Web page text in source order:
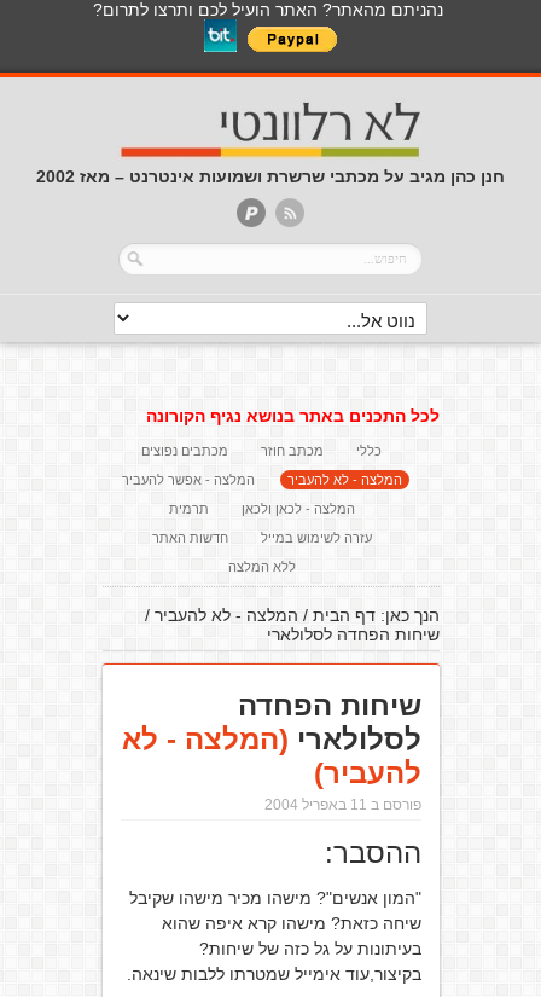
נהניתם מהאתר? האתר הועיל לכם ותרצו לתרום?
חנן כהן מגיב על מכתבי שרשרת ושמועות אינטרנט – מאז 2002
לכל התכנים באתר בנושא נגיף הקורונה
כללי מכתב חוזר
מכתבים נפוצים
המלצה - לא להעביר
המלצה - אפשר להעביר
המלצה - לכאן ולכאן
תרמית
עזרה לשימוש במייל
חדשות האתר
ללא המלצה
הנך כאן:דף הבית / המלצה - לא להעביר /
שיחות הפחדה לסלולארי
שיחות הפחדה
לסלולארי (המלצה - לא
להעביר)
פורסם ב 11 באפריל 2004
ההסבר:
"המון אנשים"? מישהו מכיר מישהו שקיבל
שיחה כזאת? מישהו קרא איפה שהוא
בעיתונות על גל כזה של שיחות?
בקיצור,עוד אימייל שמטרתו ללבות שינאה.